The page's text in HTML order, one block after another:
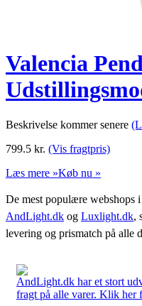
Valencia
Beskrivelse kommer senere
799.5 kr. (Vis fragtpris)
Læs mere »Køb nu »
De mest populære webshops
AndLight.dk og Luxlight.dk,
levering og prismatch på alle
AndLight.dk har et stort
fragt på alle varer. Klik her